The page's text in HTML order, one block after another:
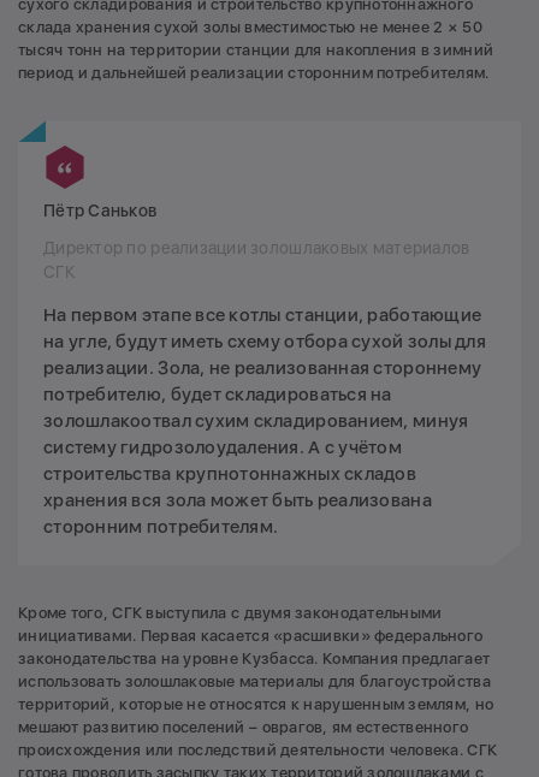
сухого складирования и строительство крупнотоннажного
склада хранения сухой золы вместимостью не менее 2 × 50
тысяч тонн на территории станции для накопления в зимний
период и дальнейшей реализации сторонним потребителям.
Пётр Саньков
Директор по реализации золошлаковых материалов
СГК
На первом этапе все котлы станции, работающие
на угле, будут иметь схему отбора сухой золы для
реализации. Зола, не реализованная стороннему
потребителю, будет складироваться на
золошлакоотвал сухим складированием, минуя
систему гидрозолоудаления. А с учётом
строительства крупнотоннажных складов
хранения вся зола может быть реализована
сторонним потребителям.
Кроме того, СГК выступила с двумя законодательными
инициативами. Первая касается «расшивки» федерального
законодательства на уровне Кузбасса. Компания предлагает
использовать золошлаковые материалы для благоустройства
территорий, которые не относятся к нарушенным землям, но
мешают развитию поселений – оврагов, ям естественного
происхождения или последствий деятельности человека. СГК
готова проводить засыпку таких территорий золошлаками с